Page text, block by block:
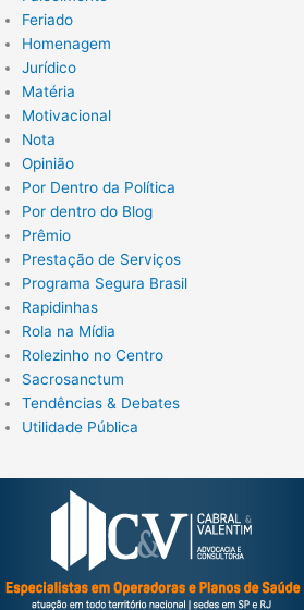
Feriado
Homenagem
Jurídico
Matéria
Motivacional
Nota
Opinião
Por Dentro da Política
Por dentro do Blog
Prêmio
Prestação de Serviços
Programa Segura Brasil
Rapidinhas
Rola na Mídia
Rolezinho no Centro
Sacrosanctum
Tendências & Debates
Utilidade Pública